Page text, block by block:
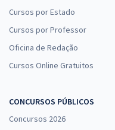
Cursos por Estado
Cursos por Professor
Oficina de Redação
Cursos Online Gratuitos
CONCURSOS PÚBLICOS
Concursos 2026